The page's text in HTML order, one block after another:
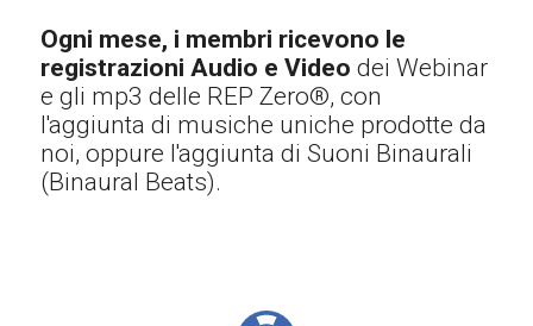
Ogni mese, i membri ricevono le
registrazioni Audio e Video dei Webinar
e gli mp3 delle REP Zero®, con
l'aggiunta di musiche uniche prodotte da
noi, oppure l'aggiunta di Suoni Binaurali
(Binaural Beats).